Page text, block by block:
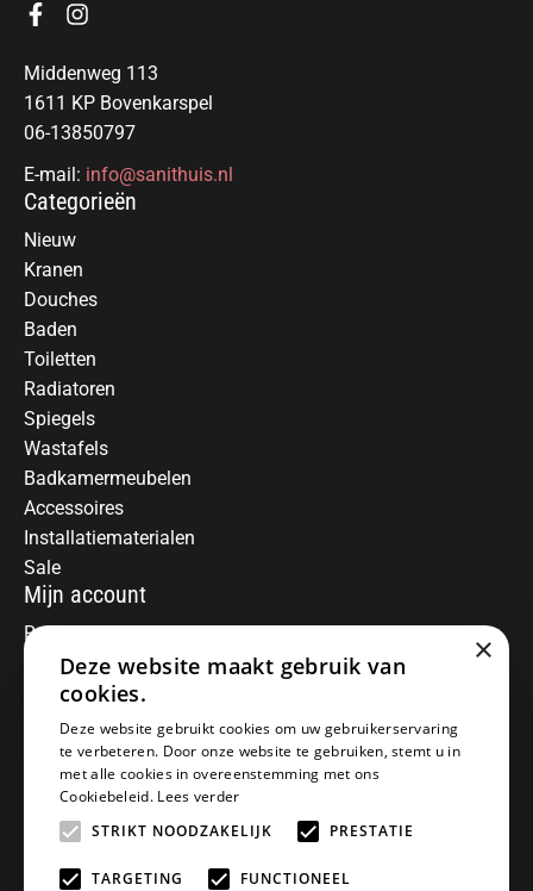
Middenweg 113
1611 KP Bovenkarspel
06-13850797
E-mail: info@sanithuis.nl
Categorieën
Nieuw
Kranen
Douches
Baden
Toiletten
Radiatoren
Spiegels
Wastafels
Badkamermeubelen
Accessoires
Installatiematerialen
Sale
Mijn account
Registreren
Mijn bestellingen
Informatie
Over ons
Algemene voorwaarden
Disclaimer
Privacy Policy
Betaalmethoden
Retourneren
×
Deze website maakt gebruik van
cookies.
Deze website gebruikt cookies om uw gebruikerservaring
te verbeteren. Door onze website te gebruiken, stemt u in
met alle cookies in overeenstemming met ons
Cookiebeleid. Lees verder
STRIKT NOODZAKELIJK
PRESTATIE
TARGETING FUNCTIONEEL